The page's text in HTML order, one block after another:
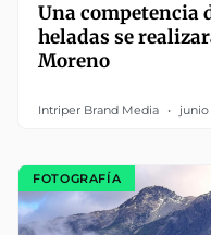
Una competencia
heladas se
Moreno
Intriper Brand Media junio
FOTOGRAFÍA